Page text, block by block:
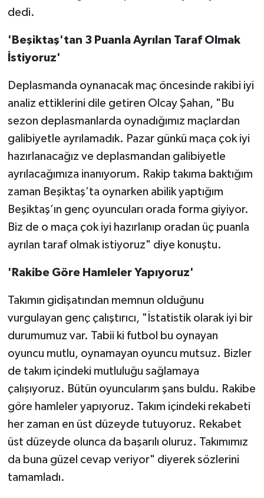
dedi.
'Beşiktaş'tan 3 Puanla Ayrılan Taraf Olmak
İstiyoruz'
Deplasmanda oynanacak maç öncesinde rakibi iyi
analiz ettiklerini dile getiren Olcay Şahan, "Bu
sezon deplasmanlarda oynadığımız maçlardan
galibiyetle ayrılamadık. Pazar günkü maça çok iyi
hazırlanacağız ve deplasmandan galibiyetle
ayrılacağımıza inanıyorum. Rakip takıma baktığım
zaman Beşiktaş’ta oynarken abilik yaptığım
Beşiktaş’ın genç oyuncuları orada forma giyiyor.
Biz de o maça çok iyi hazırlanıp oradan üç puanla
ayrılan taraf olmak istiyoruz" diye konuştu.
'Rakibe Göre Hamleler Yapıyoruz'
Takımın gidişatından memnun olduğunu
vurgulayan genç çalıştırıcı, "İstatistik olarak iyi bir
durumumuz var. Tabii ki futbol bu oynayan
oyuncu mutlu, oynamayan oyuncu mutsuz. Bizler
de takım içindeki mutluluğu sağlamaya
çalışıyoruz. Bütün oyuncularım şans buldu. Rakibe
göre hamleler yapıyoruz. Takım içindeki rekabeti
her zaman en üst düzeyde tutuyoruz. Rekabet
üst düzeyde olunca da başarılı oluruz. Takımımız
da buna güzel cevap veriyor" diyerek sözlerini
tamamladı.